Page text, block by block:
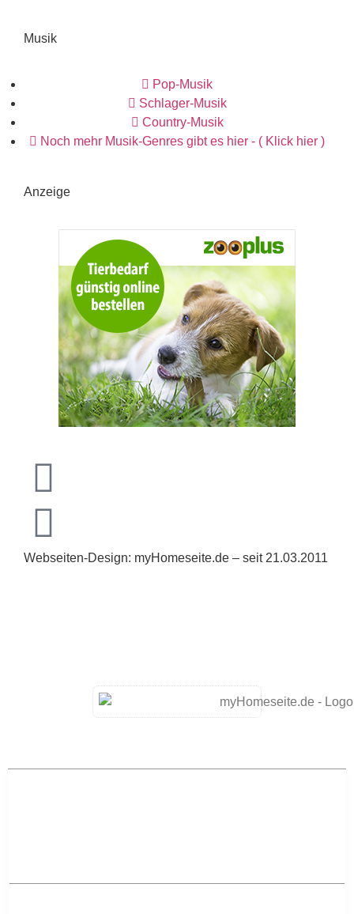
Musik
Pop-Musik
Schlager-Musik
Country-Musik
Noch mehr Musik-Genres gibt es hier - ( Klick hier )
Anzeige
Webseiten-Design: myHomeseite.de – seit 21.03.2011